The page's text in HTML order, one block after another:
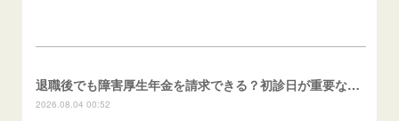
退職後でも障害厚生年金を請求できる？初診日が重要な理由
2026.08.04 00:52